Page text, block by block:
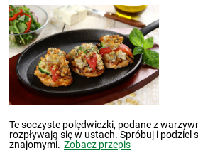
Te soczyste polędwiczki, podane z
rozpływają się w ustach. Spróbuj i podziel
znajomymi. Zobacz przepis